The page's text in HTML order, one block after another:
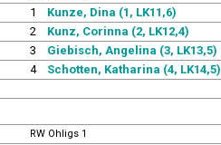
1 Kunze, Dina (1, LK11,6)
2 Kunz, Corinna (2, LK12,4)
3 Giebisch, Angelina (3, LK13,5)
4 Schotten, Katharina (4, LK14,5)
RW Ohligs 1